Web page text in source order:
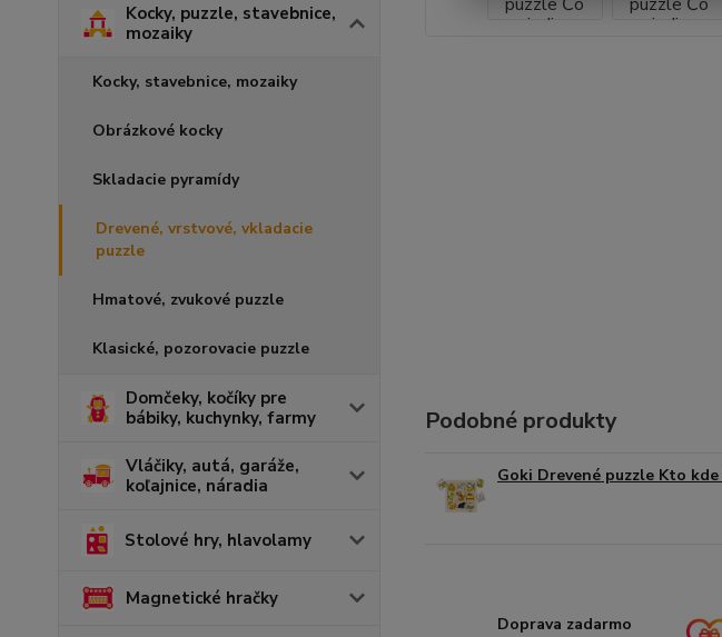
Kocky, puzzle, stavebnice,
mozaiky
Kocky, stavebnice, mozaiky
Obrázkové kocky
Skladacie pyramídy
Drevené, vrstvové, vkladacie
puzzle
Hmatové, zvukové puzzle
Klasické, pozorovacie puzzle
Domčeky, kočíky pre
bábiky, kuchynky, farmy
Vláčiky, autá, garáže,
koľajnice, náradia
Stolové hry, hlavolamy
Magnetické hračky
Podobné produkty
Goki Drevené puzzle Kto kde
Doprava zadarmo